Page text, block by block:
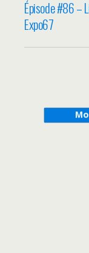
Épisode #86 –
Expo67